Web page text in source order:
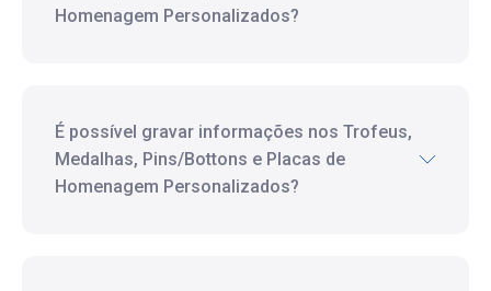
Homenagem Personalizados?
É possível gravar informações nos Trofeus,
Medalhas, Pins/Bottons e Placas de
Homenagem Personalizados?